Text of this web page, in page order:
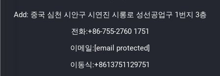
Add: 중국 심천 시안구 시연진 시롱로 성선공업구 1번지 3층
전화:+86-755-2760 1751
이메일:[email protected]
이동식:+8613751129751